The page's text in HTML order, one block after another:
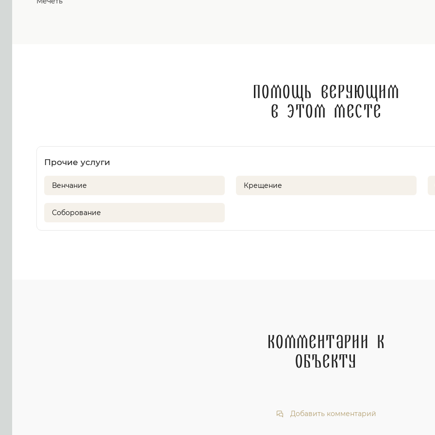
Помощь верующим
в этом месте
Прочие услуги
Венчание Крещение
Соборование
Комментарии к
объекту
Добавить комментарий